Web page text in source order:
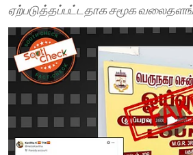
ஏற்படுத்தப்பட்டதாக சமூக